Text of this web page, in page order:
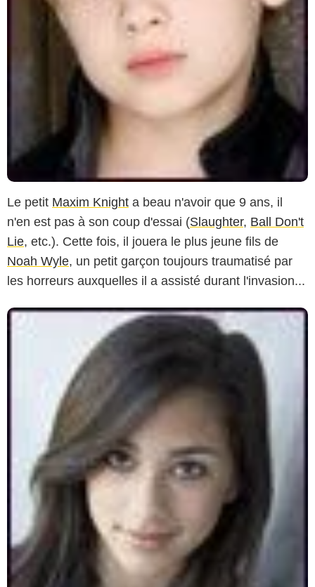
Le petit Maxim Knight a beau n'avoir que 9 ans, il
n'en est pas à son coup d'essai (Slaughter, Ball Don't
Lie, etc.). Cette fois, il jouera le plus jeune fils de
Noah Wyle, un petit garçon toujours traumatisé par
les horreurs auxquelles il a assisté durant l'invasion...